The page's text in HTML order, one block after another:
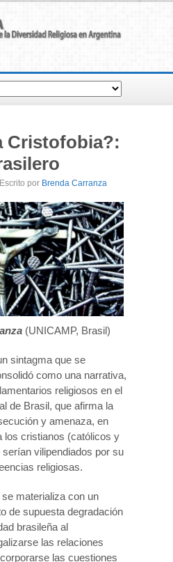
Cristofobia?:
Escrito por Brenda Carranza
(UNICAMP, Brasil)
sintagma que se
como una narrativa,
religiosos en el
de Brasil, que afirma la
y amenaza, en
los cristianos (católicos y
vilipendiados por su
religiosas.
materializa con un
de supuesta degradación
brasileña al
las relaciones
las cuestiones